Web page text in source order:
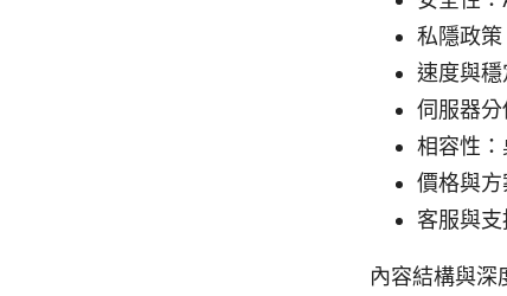
私隱政
速度與
伺服器
相容性
價格與
客服與
內容結構與